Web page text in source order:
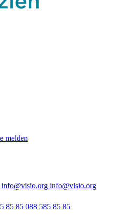
melden
info@visio.org info@visio.org
85 85 088 585 85 85